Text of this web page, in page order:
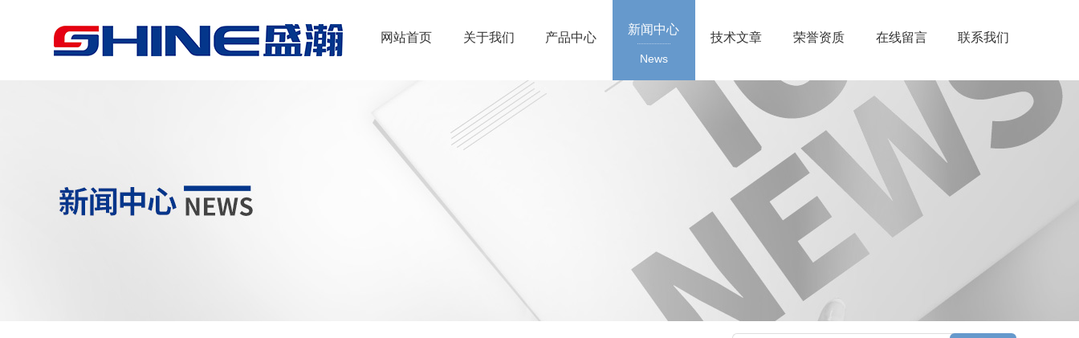
网站首页 关于我们 产品中心
新闻中心
News
技术文章 荣誉资质 在线留言 联系我们